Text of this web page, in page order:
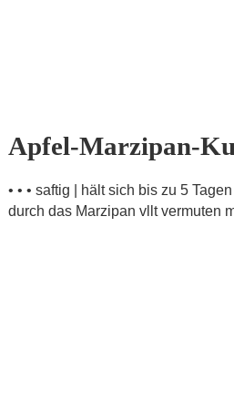
Apfel-Marzipan-
• • • saftig | hält sich bis zu 5
durch das Marzipan vllt vermuten